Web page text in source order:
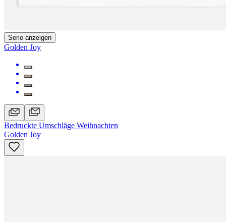
Serie anzeigen
Golden Joy
Bedruckte Umschläge Weihnachten
Golden Joy